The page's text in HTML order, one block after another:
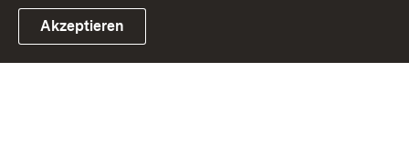
Akzeptieren